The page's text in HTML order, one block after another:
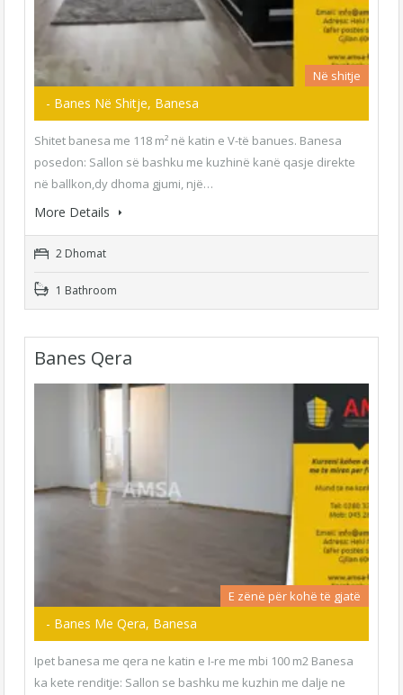
Në shitje
- Banes Në Shitje, Banesa
Shitet banesa me 118 m² në katin e V-të banues. Banesa
posedon: Sallon së bashku me kuzhinë kanë qasje direkte
në ballkon,dy dhoma gjumi, një…
More Details
2 Dhomat
1 Bathroom
Banes Qera
E zënë për kohë të gjatë
- Banes Me Qera, Banesa
Ipet banesa me qera ne katin e I-re me mbi 100 m2 Banesa
ka kete renditje: Sallon se bashku me kuzhin me dalje ne